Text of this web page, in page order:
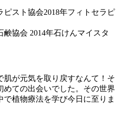
スト協会2018年フィトセラピ
協会 2014年石けんマイスタ
肌が元気を取り戻すなんて！そ
ての出会いでした。その世界
植物療法を学び今日に至りま